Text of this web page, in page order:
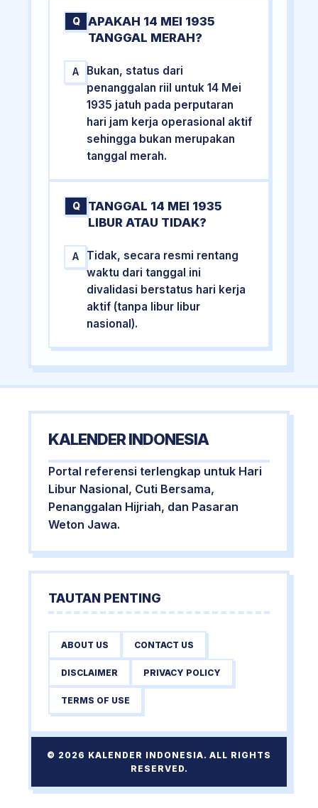
Q
APAKAH 14 MEI 1935
TANGGAL MERAH?
A
Bukan, status dari
penanggalan riil untuk 14 Mei
1935 jatuh pada perputaran
hari jam kerja operasional aktif
sehingga bukan merupakan
tanggal merah.
Q
TANGGAL 14 MEI 1935
LIBUR ATAU TIDAK?
A
Tidak, secara resmi rentang
waktu dari tanggal ini
divalidasi berstatus hari kerja
aktif (tanpa libur libur
nasional).
KALENDER INDONESIA
Portal referensi terlengkap untuk Hari
Libur Nasional, Cuti Bersama,
Penanggalan Hijriah, dan Pasaran
Weton Jawa.
TAUTAN PENTING
ABOUT US CONTACT US
DISCLAIMER PRIVACY POLICY
TERMS OF USE
© 2026 KALENDER INDONESIA. ALL RIGHTS
RESERVED.